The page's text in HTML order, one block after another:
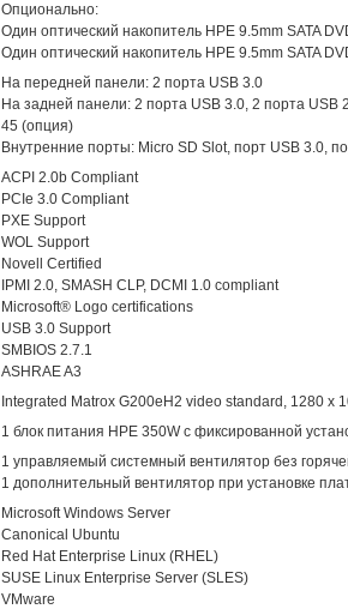
Опционально:
Один оптический накопитель HPE 9.5mm SATA
Один оптический накопитель HPE 9.5mm SATA
На передней панели: 2 порта USB 3.0
На задней панели: 2 порта USB 3.0, 2 порта
45 (опция)
Внутренние порты: Micro SD Slot, порт USB 3.0,
ACPI 2.0b Compliant
PCIe 3.0 Compliant
PXE Support
WOL Support
Novell Certified
IPMI 2.0, SMASH CLP, DCMI 1.0 compliant
Microsoft® Logo certifications
USB 3.0 Support
SMBIOS 2.7.1
ASHRAE A3
Integrated Matrox G200eH2 video standard, 1280 x
1 блок питания HPE 350W с фиксированной
1 управляемый системный вентилятор без
1 дополнительный вентилятор при установке
Microsoft Windows Server
Canonical Ubuntu
Red Hat Enterprise Linux (RHEL)
SUSE Linux Enterprise Server (SLES)
VMware